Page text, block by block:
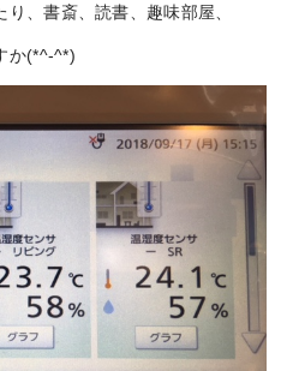
、書斎、読書、趣味部屋、
か(*^-^*)